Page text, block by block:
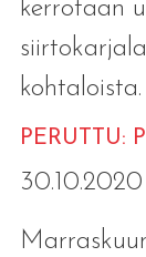
kerrotaan
kohtaloista.
PERUTTU:
30.10.2020